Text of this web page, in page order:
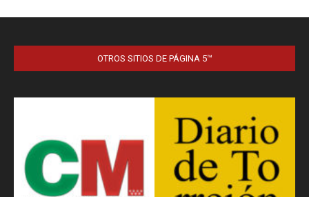
OTROS SITIOS DE PÁGINA 5™